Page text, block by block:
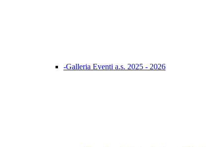
-Galleria Eventi a.s. 2025 - 2026